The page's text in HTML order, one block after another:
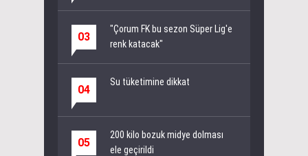
03
"Çorum FK bu sezon Süper Lig'e
renk katacak"
04
Su tüketimine dikkat
05
200 kilo bozuk midye dolması
ele geçirildi